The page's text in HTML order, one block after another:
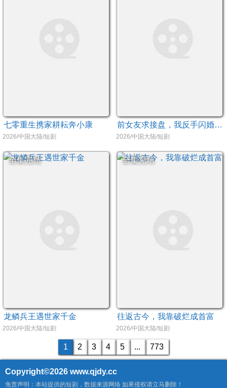
七零重生携家耕耘奔小康
2026/中国大陆/短剧
前女友求接盘，我反手闪婚女神
2026/中国大陆/短剧
全集完结
龙鳞兵王遇世家千金
2026/中国大陆/短剧
全集完结
往返古今，我靠破烂成首富
2026/中国大陆/短剧
1 2 3 4 5 ... 773
Copyright©2026 www.qjdy.cc
免责声明：本站提供的短剧，数据来源网络 如果侵权请立马删除！